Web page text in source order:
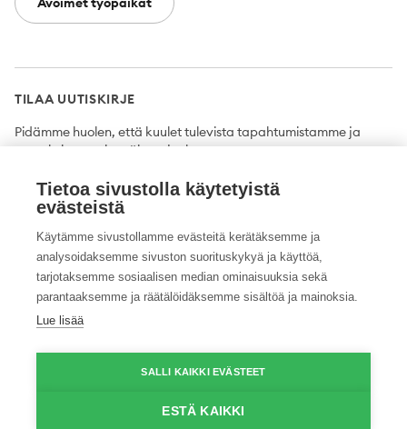
TILAA UUTISKIRJE
Pidämme huolen, että kuulet tulevista tapahtumistamme ja
uutuuksista ensimmäisten joukossa.
Tilaa
Twitter FacebookYouTubeInstagramLinkedIn
© 2026 ProAgria. Kaikki oikeudet pidätetään.
Tietoa sivustolla käytetyistä
evästeistä
Käytämme sivustollamme evästeitä kerätäksemme ja
analysoidaksemme sivuston suorituskykyä ja käyttöä,
tarjotaksemme sosiaalisen median ominaisuuksia sekä
parantaaksemme ja räätälöidäksemme sisältöä ja mainoksia.
Lue lisää
SALLI KAIKKI EVÄSTEET
ESTÄ KAIKKI